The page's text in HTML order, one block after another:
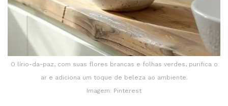
O lírio-da-paz, com suas flores brancas e folhas verdes, purifica o
ar e adiciona um toque de beleza ao ambiente.
Imagem: Pinterest